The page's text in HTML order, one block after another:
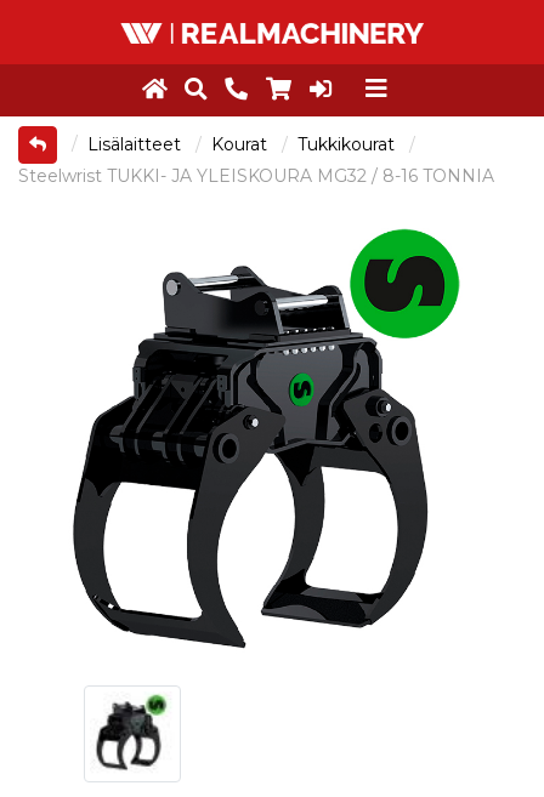
Lisälaitteet Kourat
Tukkikourat
Steelwrist TUKKI- JA YLEISKOURA MG32 / 8-16 TONNIA